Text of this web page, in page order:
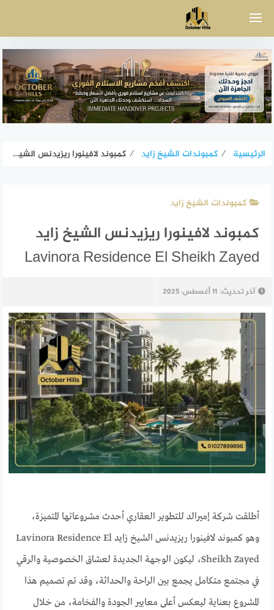
الرئيسية ⁄ كمبوندات الشيخ زايد ⁄ كمبوند لافينورا ريزيدنس الشيخ زايد Lavinora Residence El Sheikh Zayed
كمبوندات الشيخ زايد
كمبوند لافينورا ريزيدنس الشيخ زايد
Lavinora Residence El Sheikh Zayed
آخر تحديث: 11 أغسطس، 2025
أطلقت شركة إميرالد للتطوير العقاري أحدث مشروعاتها المتميزة،
وهو كمبوند لافينورا ريزيدنس الشيخ زايد Lavinora Residence El
Sheikh Zayed، ليكون الوجهة الجديدة لعشاق الخصوصية والرقي
في مجتمع متكامل يجمع بين الراحة والحداثة، وقد تم تصميم هذا
المشروع بعناية ليعكس أعلى معايير الجودة والفخامة، من خلال